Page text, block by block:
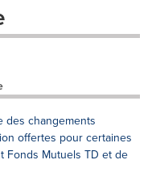
des changements
offertes pour certaines
Fonds Mutuels TD et de